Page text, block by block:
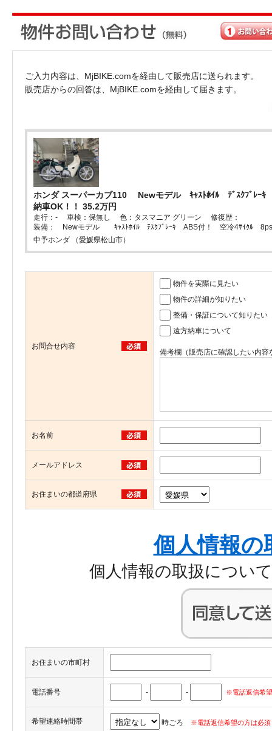
ご入力内容は、MjBIKE.comを経由して販売店に送られます。
販売店からの回答は、MjBIKE.comを経由して届きます。
ホンダ スーパーカブ110 Newモデル ｷｬｽﾄﾎｲﾙ ﾃﾞｽｸﾌﾞ
納車OK！！ 35.2万円
走行：- 車検：保無し 色：タスマニア グリーン 修復歴：
装備： Newモデル ｷｬｽﾄﾎｲﾙ ﾃｽｸﾌﾞﾚｰｷ ABS付！ 空冷4ｻｲｸﾙ
中予ホンダ （愛媛県松山市）
お問合せ内容
物件を実際に見たい
物件の詳細が知りたい
整備・保証について知りたい
遠方納車について
備考欄（販売店に確認したい内
お名前
メールアドレス
お住まいの都道府県
個人情報の
個人情報の取扱につい
お住まいの市町村
電話番号 - - ※電話返信希
希望連絡時間帯 時ごろ ※電話返信希望の方は必須